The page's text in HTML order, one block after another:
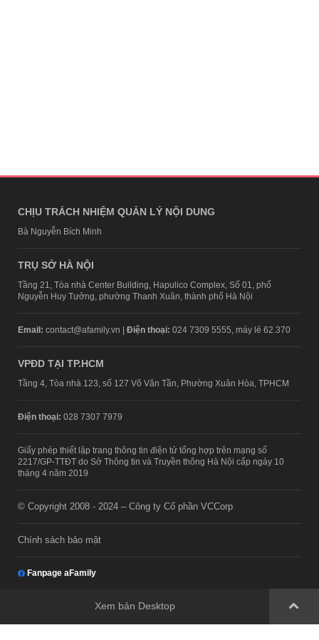
CHỊU TRÁCH NHIỆM QUẢN LÝ NỘI DUNG
Bà Nguyễn Bích Minh
TRỤ SỞ HÀ NỘI
Tầng 21, Tòa nhà Center Building, Hapulico Complex, Số 01, phố
Nguyễn Huy Tưởng, phường Thanh Xuân, thành phố Hà Nội
Email: contact@afamily.vn | Điện thoại: 024 7309 5555, máy lẻ 62.370
VPĐD TẠI TP.HCM
Tầng 4, Tòa nhà 123, số 127 Võ Văn Tần, Phường Xuân Hòa, TPHCM
Điện thoại: 028 7307 7979
Giấy phép thiết lập trang thông tin điện tử tổng hợp trên mạng số
2217/GP-TTĐT do Sở Thông tin và Truyền thông Hà Nội cấp ngày 10
tháng 4 năm 2019
© Copyright 2008 - 2024 – Công ty Cổ phần VCCorp
Chính sách bảo mật
Fanpage aFamily
Xem bản Desktop